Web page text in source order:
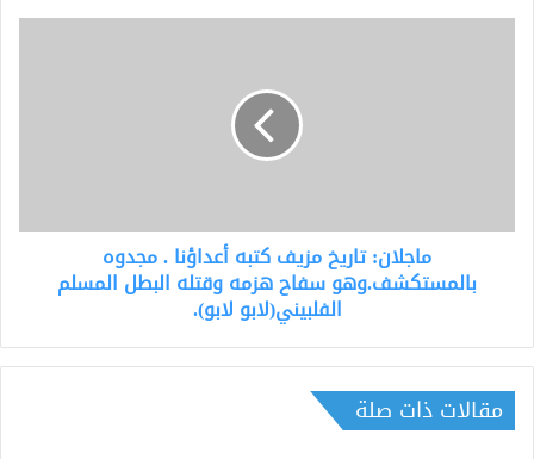
به
سفاح
الفلبيني(لابو
ماجلان: تاريخ مزيف كتبه أعداؤنا . مجدوه
بالمستكشف.وهو سفاح هزمه وقتله البطل المسلم
الفلبيني(لابو لابو).
مقالات ذات صلة